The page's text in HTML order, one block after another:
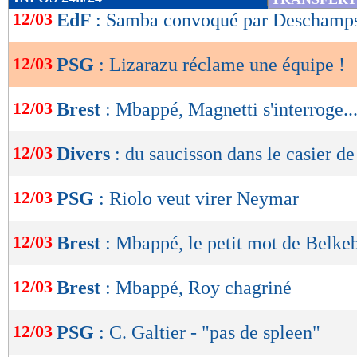
matchs à haute intensité. Qu’il y ait un
retrouver en Ligue des Champions avec un
comme ça, avec des jeunes joueurs qui
prêts pour ça. Il y a beaucoup de choses à
raisonnement principal : construire une
Lu 21.581 fois- Romain
de
OK
12/03 EdF : Samba convoqué par
12/03 PSG : Lizarazu réclame une équipe !
12/03 Brest : Mbappé, Magnetti s'interroge...
12/03 Divers : du saucisson dans le casier
12/03 PSG : Riolo veut virer Neymar
12/03 Brest : Mbappé, le petit mot de
12/03 Brest : Mbappé, Roy chagriné
12/03 PSG : C. Galtier - "pas de spleen"